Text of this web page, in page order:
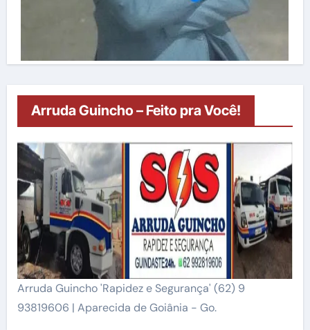
Arruda Guincho – Feito pra Você!
Arruda Guincho 'Rapidez e Segurança' (62) 9
93819606 | Aparecida de Goiânia - Go.